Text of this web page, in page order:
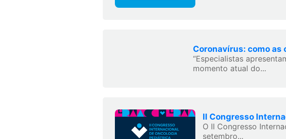
Coronavírus: como as
“Especialistas
momento atual do...
II Congresso
O II Congresso
setembro...